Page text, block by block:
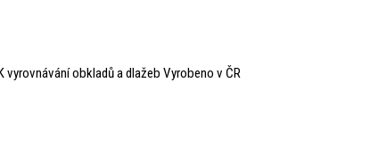
obkladů a dlažeb Vyrobeno v ČR